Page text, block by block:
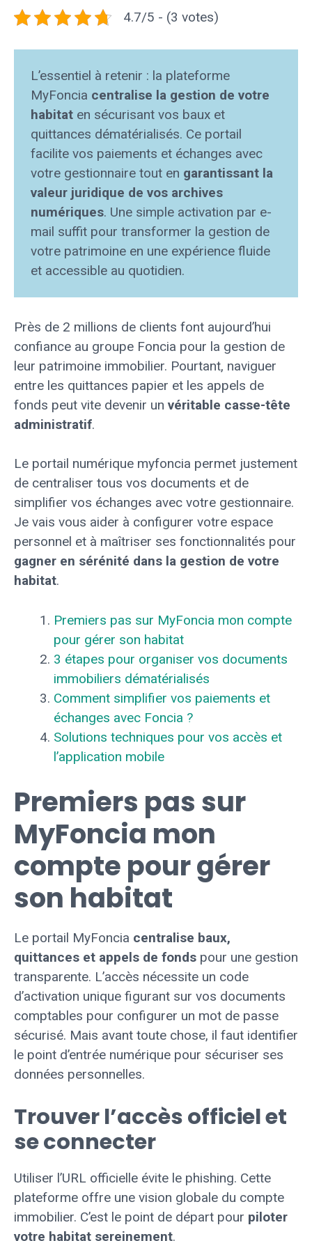
4.7/5 - (3 votes)
L’essentiel à retenir : la plateforme
MyFoncia centralise la gestion de votre
habitat en sécurisant vos baux et
quittances dématérialisés. Ce portail
facilite vos paiements et échanges avec
votre gestionnaire tout en garantissant la
valeur juridique de vos archives
numériques. Une simple activation par e-
mail suffit pour transformer la gestion de
votre patrimoine en une expérience fluide
et accessible au quotidien.
Près de 2 millions de clients font aujourd’hui
confiance au groupe Foncia pour la gestion de
leur patrimoine immobilier. Pourtant, naviguer
entre les quittances papier et les appels de
fonds peut vite devenir un véritable casse-tête
administratif.
Le portail numérique myfoncia permet justement
de centraliser tous vos documents et de
simplifier vos échanges avec votre gestionnaire.
Je vais vous aider à configurer votre espace
personnel et à maîtriser ses fonctionnalités pour
gagner en sérénité dans la gestion de votre
habitat.
Premiers pas sur MyFoncia mon compte
pour gérer son habitat
3 étapes pour organiser vos documents
immobiliers dématérialisés
Comment simplifier vos paiements et
échanges avec Foncia ?
Solutions techniques pour vos accès et
l’application mobile
Premiers pas sur
MyFoncia mon
compte pour gérer
son habitat
Le portail MyFoncia centralise baux,
quittances et appels de fonds pour une gestion
transparente. L’accès nécessite un code
d’activation unique figurant sur vos documents
comptables pour configurer un mot de passe
sécurisé. Mais avant toute chose, il faut identifier
le point d’entrée numérique pour sécuriser ses
données personnelles.
Trouver l’accès officiel et
se connecter
Utiliser l’URL officielle évite le phishing. Cette
plateforme offre une vision globale du compte
immobilier. C’est le point de départ pour piloter
votre habitat sereinement.